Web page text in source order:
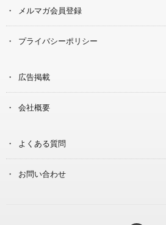
メルマガ会員登録
プライバシーポリシー
広告掲載
会社概要
よくある質問
お問い合わせ